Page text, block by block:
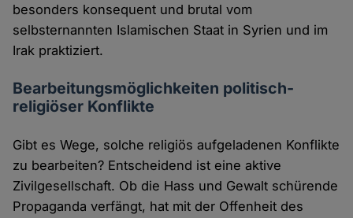
besonders konsequent und brutal vom
selbsternannten Islamischen Staat in Syrien und im
Irak praktiziert.
Bearbeitungsmöglichkeiten politisch-
religiöser Konflikte
Gibt es Wege, solche religiös aufgeladenen Konflikte
zu bearbeiten? Entscheidend ist eine aktive
Zivilgesellschaft. Ob die Hass und Gewalt schürende
Propaganda verfängt, hat mit der Offenheit des